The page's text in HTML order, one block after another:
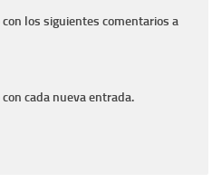
los siguientes comentarios a
cada nueva entrada.